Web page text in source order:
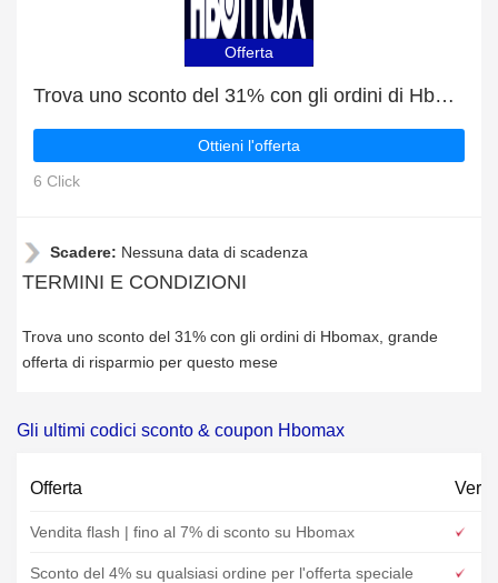
Offerta
Trova uno sconto del 31% con gli ordini di Hbomax
Ottieni l'offerta
6 Click
Scadere: Nessuna data di scadenza
TERMINI E CONDIZIONI
Trova uno sconto del 31% con gli ordini di Hbomax, grande
offerta di risparmio per questo mese
Gli ultimi codici sconto & coupon Hbomax
Offerta
Vendita flash | fino al 7% di sconto su Hbomax
Sconto del 4% su qualsiasi ordine per l'offerta speciale